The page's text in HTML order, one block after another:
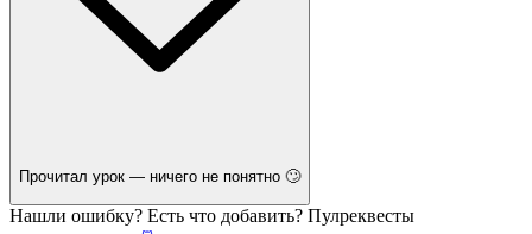
Прочитал урок — ничего не понятно 🙄
Нашли ошибку? Есть что добавить? Пулреквесты